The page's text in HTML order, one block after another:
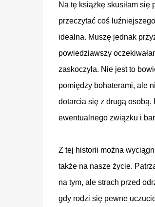
Na tę książkę skusiłam się
przeczytać coś
idealna. Muszę jednak
powiedziawszy
zaskoczyła. Nie jest to
pomiędzy bohaterami, ale
dotarcia się z drugą osobą.
ewentualnego związku i
Z tej historii można
także na nasze życie.
na tym, ale strach przed
gdy rodzi się pewne